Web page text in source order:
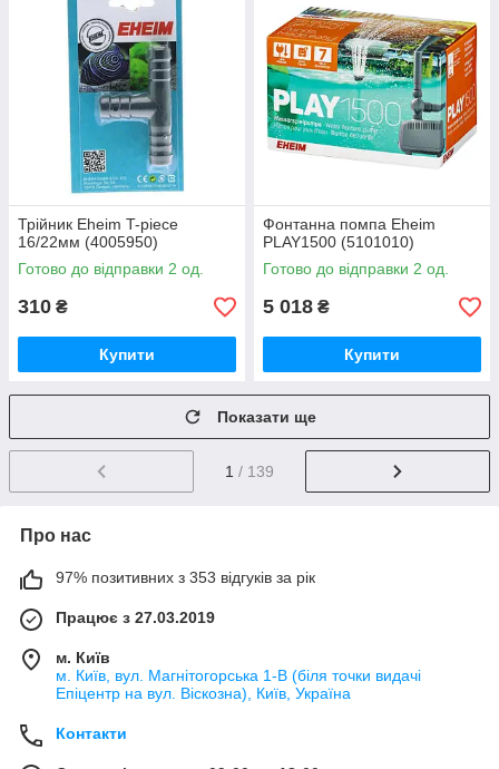
Трійник Eheim T-piece
16/22мм (4005950)
Готово до відправки 2 од.
310 ₴
Купити
Фонтанна помпа Eheim
PLAY1500 (5101010)
Готово до відправки 2 од.
5 018 ₴
Купити
Показати ще
1 / 139
Про нас
97% позитивних з 353 відгуків за рік
Працює з 27.03.2019
м. Київ
м. Київ, вул. Магнітогорська 1-В (біля точки видачі
Епіцентр на вул. Віскозна), Київ, Україна
Контакти